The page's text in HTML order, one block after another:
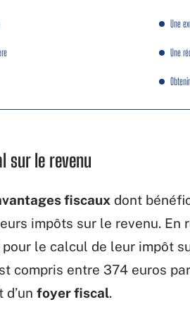
Une
Une
sur le revenu
fiscaux dont
impôts sur le revenu. En
pour le calcul de leur impôt
compris entre 374 euros
d’un foyer fiscal.